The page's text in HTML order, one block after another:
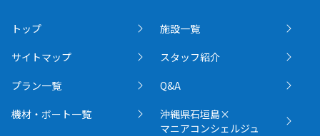
トップ
サイトマップ
プラン一覧
機材・ボート一覧
施設一覧
スタッフ紹介
Q&A
沖縄県石垣島×
マニアコンシェルジュ